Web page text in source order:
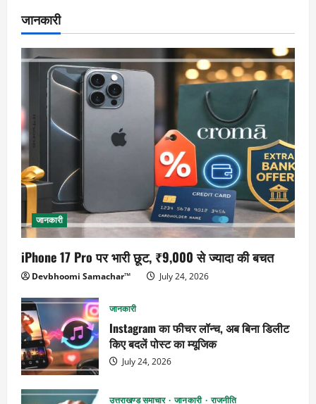
जानकारी
जानकारी
iPhone 17 Pro पर भारी छूट, ₹9,000 से ज्यादा की बचत
Devbhoomi Samachar™ July 24, 2026
जानकारी
Instagram का फीचर लॉन्च, अब बिना डिलीट
किए बदलें पोस्ट का म्यूजिक
July 24, 2026
उत्तराखण्ड समाचार जानकारी राजनीति